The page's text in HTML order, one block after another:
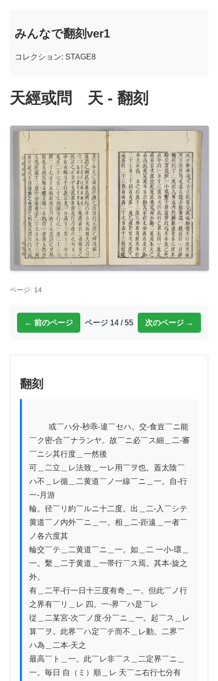
みんなで翻刻ver1
コレクション: STAGE8
天經或問 天 - 翻刻
ページ: 14
← 前のページ ページ 14 / 55 次のページ →
翻刻
￣ク密-合￣ナランヤ。故￣ニ必￣ス細＿二-審
￣ニシ其行度＿一然後
可＿二立＿レ法致＿一レ用￣ヲ也。蓋太陰￣
ハ不＿レ循＿二黄道￣ノ一線￣ニ＿一。自-行
一-月游
輪。径￣リ約￣ルニ十二度。出＿二-入￣シテ
黄道￣ノ内外￣ニ＿一。相＿二-距遠＿一者￣
ノ各六度其
輪交￣テ＿二黄道￣ニ＿一。如＿二 一小-環＿
一。繫＿二于黄道＿一帯行￣ス焉。其本-旋之
外。
有＿二平-行一日十三度有奇＿一。但此￣ノ行
之界有￣リ＿レ 四。一-界￣ハ是￣レ
従＿二某宮-次￣ノ度-分￣ニ＿一。起￣ス＿レ
算￣ヲ。此界￣ハ定￣テ而不＿レ動。二界￣
ハ為＿二本-天之
最高￣ト＿一。此￣レ非￣ス＿二定界￣ニ＿
一。毎日 自（ミ）順＿レ 天￣ニ右行七分有